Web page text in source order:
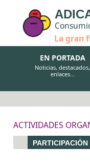
La gran
EN PORTADA
Noticias, destacados,
enlaces...
ACTIVIDADES